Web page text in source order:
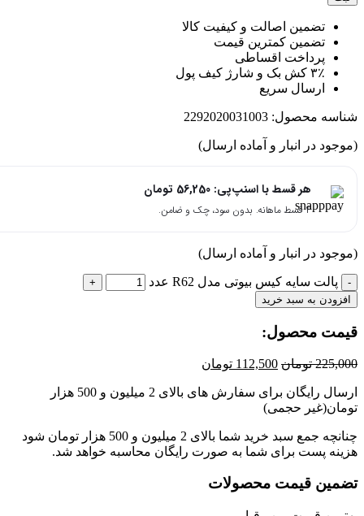
تضمین اصالت و کیفیت کالا
تضمین کمترین قیمت
پرداخت اقساطی
۳٪ کش بک و شارژ کیف پول
ارسال سریع
محصول:2292020031003
در انبار و آماده ارسال)
هر قسط با اسنپ‌پی:56,250 تومان
۴ قسط ماهانه. بدون سود، چک و ضامن.
در انبار و آماده ارسال)
پالت سایه کیس بیوتی مدل R62 عدد
به سبد خرید
محصول:​
تومان 112,500 تومان
ارسال رایگان برای سفارش های بالای 2 میلیون و 500 هزار
حجمی)
چنانچه جمع سبد خرید شما بالای 2 میلیون و 500 هزار تومان شود
پست برای شما به صورت رایگان محاسبه خواهد شد.
قیمت محصولات